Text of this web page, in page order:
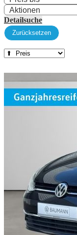
Detailsuche
Zurücksetzen